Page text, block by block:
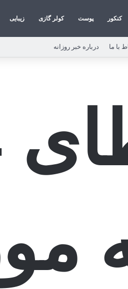
کنکور پوست کولر گازی زیبایی
با ما درباره خبر روزانه